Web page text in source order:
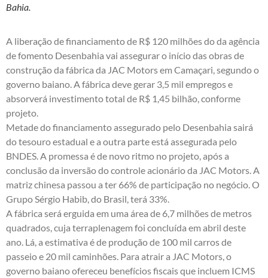
Bahia.
A liberação de financiamento de R$ 120 milhões do da agência
de fomento Desenbahia vai assegurar o início das obras de
construção da fábrica da JAC Motors em Camaçari, segundo o
governo baiano. A fábrica deve gerar 3,5 mil empregos e
absorverá investimento total de R$ 1,45 bilhão, conforme
projeto.
Metade do financiamento assegurado pelo Desenbahia sairá
do tesouro estadual e a outra parte está assegurada pelo
BNDES. A promessa é de novo ritmo no projeto, após a
conclusão da inversão do controle acionário da JAC Motors. A
matriz chinesa passou a ter 66% de participação no negócio. O
Grupo Sérgio Habib, do Brasil, terá 33%.
A fábrica será erguida em uma área de 6,7 milhões de metros
quadrados, cuja terraplenagem foi concluída em abril deste
ano. Lá, a estimativa é de produção de 100 mil carros de
passeio e 20 mil caminhões. Para atrair a JAC Motors, o
governo baiano ofereceu benefícios fiscais que incluem ICMS